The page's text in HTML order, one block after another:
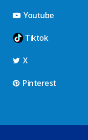
Youtube
Tiktok
X
Pinterest